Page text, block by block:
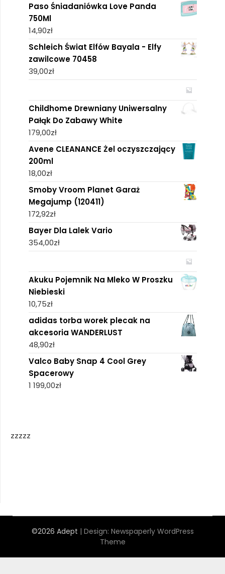
Paso Śniadaniówka Love Panda
750Ml
14,90zł
Schleich Świat Elfów Bayala - Elfy
zawilcowe 70458
39,00zł
Childhome Drewniany Uniwersalny
Pałąk Do Zabawy White
179,00zł
Avene CLEANANCE Żel oczyszczający
200ml
18,00zł
Smoby Vroom Planet Garaż
Megajump (120411)
172,92zł
Bayer Dla Lalek Vario
354,00zł
Akuku Pojemnik Na Mleko W Proszku
Niebieski
10,75zł
adidas torba worek plecak na
akcesoria WANDERLUST
48,90zł
Valco Baby Snap 4 Cool Grey
Spacerowy
1 199,00zł
zzzzz
©2026 Adept | Design: Newspaperly WordPress
Theme